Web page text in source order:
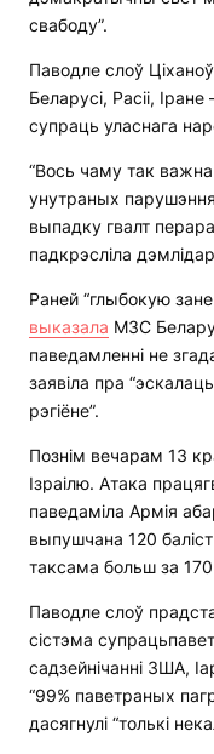
свабоду”.
Паводле слоў
Беларусі, Расіі,
супраць уласнага
“Вось чаму так
унутраных
выпадку гвалт
падкрэсліла
Раней “глыбокую
выказала МЗС
паведамленні не
заявіла пра
рэгіёне”.
Познім вечарам 13
Ізраілю. Атака
паведаміла Армія
выпушчана 120
таксама больш за 170
Паводле слоў
сістэма
садзейнічанні ЗША,
“99% паветраных
дасягнулі “толькі